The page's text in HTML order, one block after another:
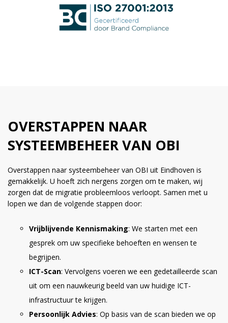
OVERSTAPPEN NAAR
SYSTEEMBEHEER VAN OBI
Overstappen naar systeembeheer van OBI uit Eindhoven is
gemakkelijk. U hoeft zich nergens zorgen om te maken, wij
zorgen dat de migratie probleemloos verloopt. Samen met u
lopen we dan de volgende stappen door:
Vrijblijvende Kennismaking: We starten met een
gesprek om uw specifieke behoeften en wensen te
begrijpen.
ICT-Scan: Vervolgens voeren we een gedetailleerde scan
uit om een nauwkeurig beeld van uw huidige ICT-
infrastructuur te krijgen.
Persoonlijk Advies: Op basis van de scan bieden we op